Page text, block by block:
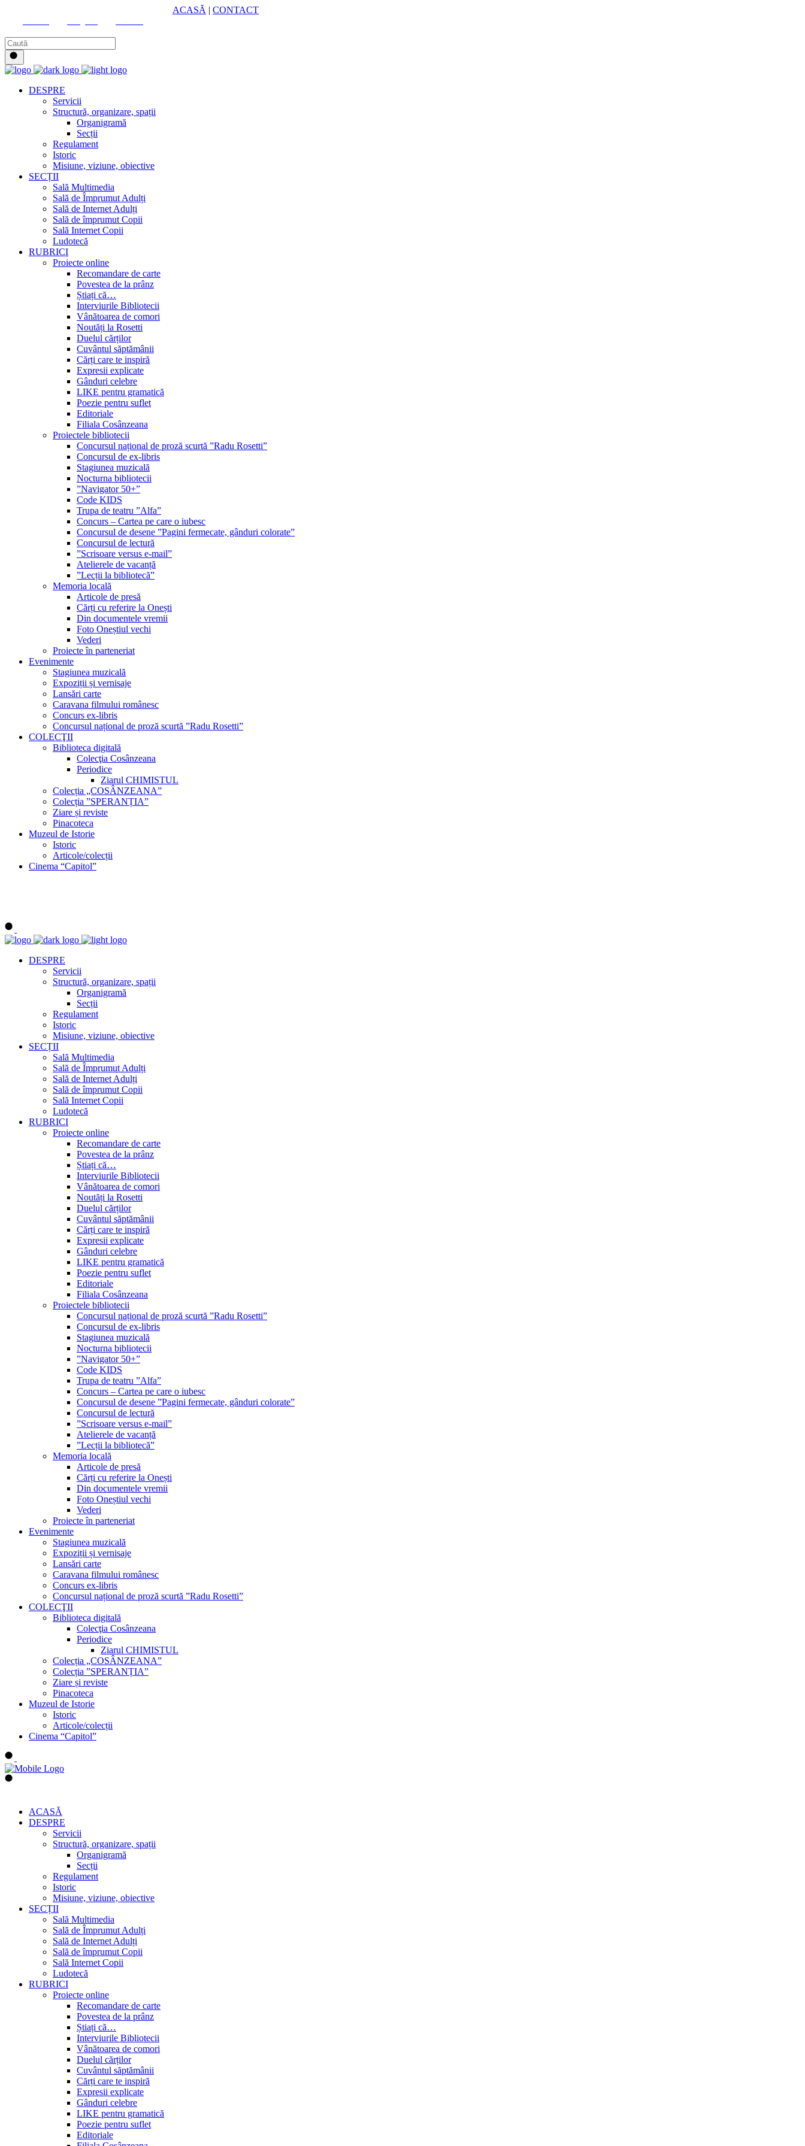
ACASĂ | CONTACT
DESPRE
Servicii
Structură, organizare, spații
Organigramă
Secții
Regulament
Istoric
Misiune, viziune, obiective
SECȚII
Sală Multimedia
Sală de Împrumut Adulți
Sală de Internet Adulți
Sală de împrumut Copii
Sală Internet Copii
Ludotecă
RUBRICI
Proiecte online
Recomandare de carte
Povestea de la prânz
Știați că…
Interviurile Bibliotecii
Vânătoarea de comori
Noutăți la Rosetti
Duelul cărților
Cuvântul săptămânii
Cărți care te inspiră
Expresii explicate
Gânduri celebre
LIKE pentru gramatică
Poezie pentru suflet
Editoriale
Filiala Cosânzeana
Proiectele bibliotecii
Concursul național de proză scurtă ”Radu Rosetti”
Concursul de ex-libris
Stagiunea muzicală
Nocturna bibliotecii
”Navigator 50+”
Code KIDS
Trupa de teatru ”Alfa”
Concurs – Cartea pe care o iubesc
Concursul de desene ”Pagini fermecate, gânduri colorate”
Concursul de lectură
”Scrisoare versus e-mail”
Atelierele de vacanță
”Lecții la bibliotecă”
Memoria locală
Articole de presă
Cărți cu referire la Onești
Din documentele vremii
Foto Oneștiul vechi
Vederi
Proiecte în parteneriat
Evenimente
Stagiunea muzicală
Expoziții și vernisaje
Lansări carte
Caravana filmului românesc
Concurs ex-libris
Concursul național de proză scurtă ”Radu Rosetti”
COLECŢII
Biblioteca digitală
Colecţia Cosânzeana
Periodice
Ziarul CHIMISTUL
Colecția „COSÂNZEANA”
Colecția ”SPERANȚIA”
Ziare și reviste
Pinacoteca
Muzeul de Istorie
Istoric
Articole/colecții
Cinema “Capitol”
DESPRE
Servicii
Structură, organizare, spații
Organigramă
Secții
Regulament
Istoric
Misiune, viziune, obiective
SECȚII
Sală Multimedia
Sală de Împrumut Adulți
Sală de Internet Adulți
Sală de împrumut Copii
Sală Internet Copii
Ludotecă
RUBRICI
Proiecte online
Recomandare de carte
Povestea de la prânz
Știați că…
Interviurile Bibliotecii
Vânătoarea de comori
Noutăți la Rosetti
Duelul cărților
Cuvântul săptămânii
Cărți care te inspiră
Expresii explicate
Gânduri celebre
LIKE pentru gramatică
Poezie pentru suflet
Editoriale
Filiala Cosânzeana
Proiectele bibliotecii
Concursul național de proză scurtă ”Radu Rosetti”
Concursul de ex-libris
Stagiunea muzicală
Nocturna bibliotecii
”Navigator 50+”
Code KIDS
Trupa de teatru ”Alfa”
Concurs – Cartea pe care o iubesc
Concursul de desene ”Pagini fermecate, gânduri colorate”
Concursul de lectură
”Scrisoare versus e-mail”
Atelierele de vacanță
”Lecții la bibliotecă”
Memoria locală
Articole de presă
Cărți cu referire la Onești
Din documentele vremii
Foto Oneștiul vechi
Vederi
Proiecte în parteneriat
Evenimente
Stagiunea muzicală
Expoziții și vernisaje
Lansări carte
Caravana filmului românesc
Concurs ex-libris
Concursul național de proză scurtă ”Radu Rosetti”
COLECŢII
Biblioteca digitală
Colecţia Cosânzeana
Periodice
Ziarul CHIMISTUL
Colecția „COSÂNZEANA”
Colecția ”SPERANȚIA”
Ziare și reviste
Pinacoteca
Muzeul de Istorie
Istoric
Articole/colecții
Cinema “Capitol”
ACASĂ
DESPRE
Servicii
Structură, organizare, spații
Organigramă
Secții
Regulament
Istoric
Misiune, viziune, obiective
SECȚII
Sală Multimedia
Sală de Împrumut Adulți
Sală de Internet Adulți
Sală de împrumut Copii
Sală Internet Copii
Ludotecă
RUBRICI
Proiecte online
Recomandare de carte
Povestea de la prânz
Știați că…
Interviurile Bibliotecii
Vânătoarea de comori
Duelul cărților
Cuvântul săptămânii
Cărți care te inspiră
Expresii explicate
Gânduri celebre
LIKE pentru gramatică
Poezie pentru suflet
Editoriale